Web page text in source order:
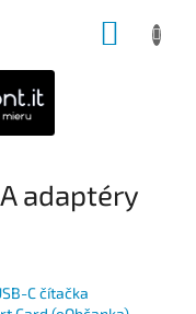
adaptéry
C čítačka